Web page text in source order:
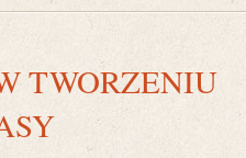
TWORZENIU